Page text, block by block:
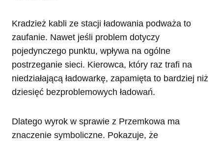
Kradzież kabli ze stacji ładowania podważa to
zaufanie. Nawet jeśli problem dotyczy
pojedynczego punktu, wpływa na ogólne
postrzeganie sieci. Kierowca, który raz trafi na
niedziałającą ładowarkę, zapamięta to bardziej niż
dziesięć bezproblemowych ładowań.
Dlatego wyrok w sprawie z Przemkowa ma
znaczenie symboliczne. Pokazuje, że